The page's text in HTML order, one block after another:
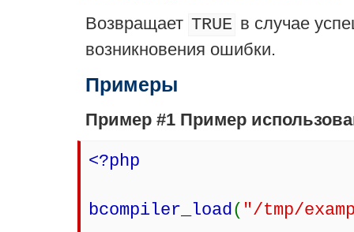
Возвращает TRUE в случае
возникновения ошибки.
Примеры
Пример #1 Пример
<?php
bcompiler_load( "/tmp/